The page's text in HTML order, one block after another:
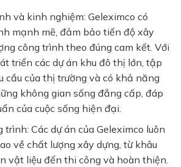
và kinh nghiệm: Geleximco có
mạnh mẽ, đảm bảo tiến độ xây
công trình theo đúng cam kết. Với
triển các dự án khu đô thị lớn, tập
cầu của thị trường và có khả năng
không gian sống đẳng cấp, đáp
của cuộc sống hiện đại.
trình: Các dự án của Geleximco luôn
về chất lượng xây dựng, từ khâu
vật liệu đến thi công và hoàn thiện.